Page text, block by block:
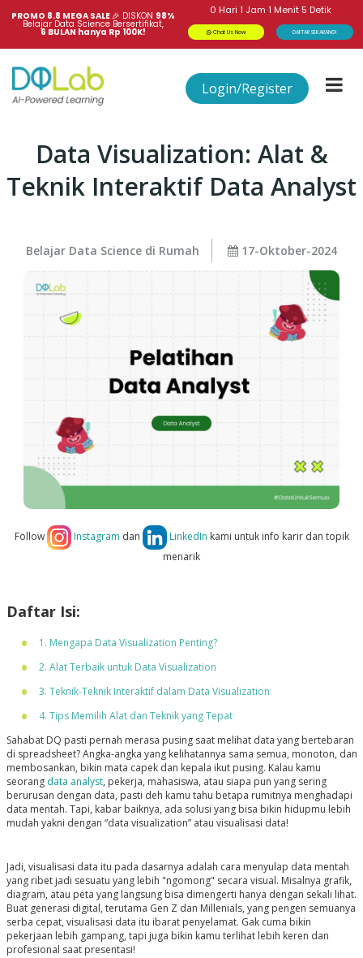
PROMO 8.8 MEGA SALE 🎉 DISKON 98%
Belajar Data Science Bersertifikat,
6 BULAN hanya Rp 100K!
0 Hari 1 Jam 1 Menit 5 Detik
Chat Us Now DAFTAR SEKARANG!
Login/Register
Data Visualization: Alat &
Teknik Interaktif Data Analyst
Belajar Data Science di Rumah 17-Oktober-2024
Follow Instagram dan LinkedIn kami untuk info karir dan topik
menarik
Daftar Isi:
1. Mengapa Data Visualization Penting?
2. Alat Terbaik untuk Data Visualization
3. Teknik-Teknik Interaktif dalam Data Visualization
4. Tips Memilih Alat dan Teknik yang Tepat
Sahabat DQ pasti pernah merasa pusing saat melihat data yang bertebaran
di spreadsheet? Angka-angka yang kelihatannya sama semua, monoton, dan
membosankan, bikin mata capek dan kepala ikut pusing. Kalau kamu
seorang data analyst, pekerja, mahasiswa, atau siapa pun yang sering
berurusan dengan data, pasti deh kamu tahu betapa rumitnya menghadapi
data mentah. Tapi, kabar baiknya, ada solusi yang bisa bikin hidupmu lebih
mudah yakni dengan “data visualization” atau visualisasi data!
Jadi, visualisasi data itu pada dasarnya adalah cara menyulap data mentah
yang ribet jadi sesuatu yang lebih "ngomong" secara visual. Misalnya grafik,
diagram, atau peta yang langsung bisa dimengerti hanya dengan sekali lihat.
Buat generasi digital, terutama Gen Z dan Millenials, yang pengen semuanya
serba cepat, visualisasi data itu ibarat penyelamat. Gak cuma bikin
pekerjaan lebih gampang, tapi juga bikin kamu terlihat lebih keren dan
profesional saat presentasi!